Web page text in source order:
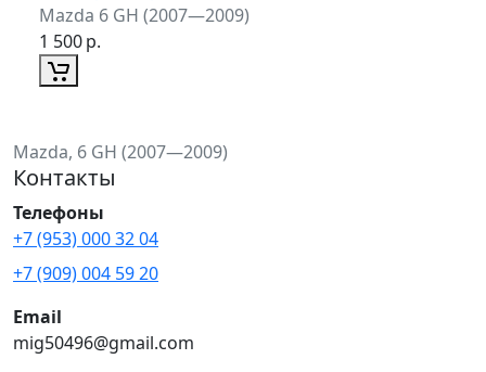
Mazda 6 GH (2007—2009)
1 500р.
Mazda, 6 GH (2007—2009)
Контакты
Телефоны
+7 (953) 000 32 04
+7 (909) 004 59 20
Email
mig50496@gmail.com